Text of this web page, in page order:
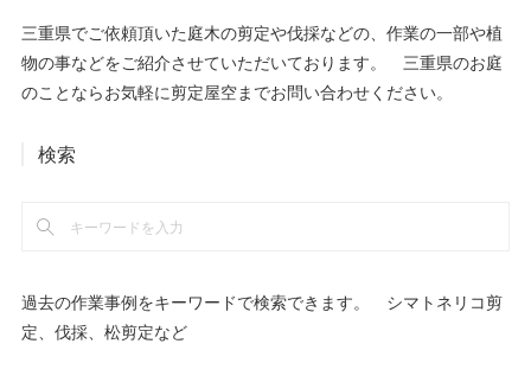
三重県でご依頼頂いた庭木の剪定や伐採などの、作業の一部や植
物の事などをご紹介させていただいております。 三重県のお庭
のことならお気軽に剪定屋空までお問い合わせください。
検索
過去の作業事例をキーワードで検索できます。 シマトネリコ剪
定、伐採、松剪定など